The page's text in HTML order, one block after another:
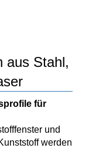
aus Stahl,
für
und
werden